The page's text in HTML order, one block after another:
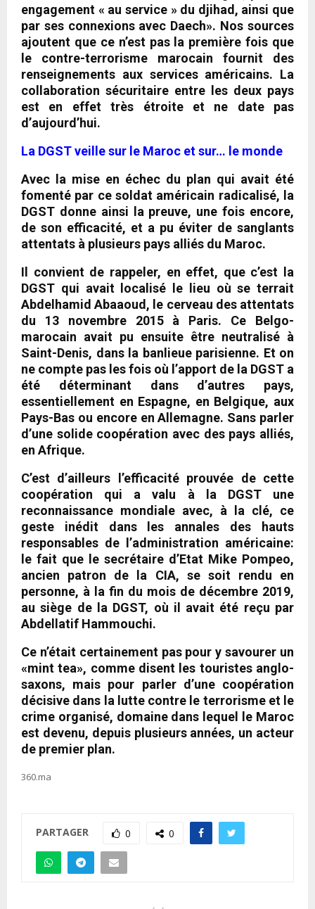
engagement « au service » du djihad, ainsi que
par ses connexions avec Daech». Nos sources
ajoutent que ce n’est pas la première fois que
le contre-terrorisme marocain fournit des
renseignements aux services américains. La
collaboration sécuritaire entre les deux pays
est en effet très étroite et ne date pas
d’aujourd’hui.
La DGST veille sur le Maroc et sur… le monde
Avec la mise en échec du plan qui avait été
fomenté par ce soldat américain radicalisé, la
DGST donne ainsi la preuve, une fois encore,
de son efficacité, et a pu éviter de sanglants
attentats à plusieurs pays alliés du Maroc.
Il convient de rappeler, en effet, que c’est la
DGST qui avait localisé le lieu où se terrait
Abdelhamid Abaaoud, le cerveau des attentats
du 13 novembre 2015 à Paris. Ce Belgo-
marocain avait pu ensuite être neutralisé à
Saint-Denis, dans la banlieue parisienne. Et on
ne compte pas les fois où l’apport de la DGST a
été déterminant dans d’autres pays,
essentiellement en Espagne, en Belgique, aux
Pays-Bas ou encore en Allemagne. Sans parler
d’une solide coopération avec des pays alliés,
en Afrique.
C’est d’ailleurs l’efficacité prouvée de cette
coopération qui a valu à la DGST une
reconnaissance mondiale avec, à la clé, ce
geste inédit dans les annales des hauts
responsables de l’administration américaine:
le fait que le secrétaire d’Etat Mike Pompeo,
ancien patron de la CIA, se soit rendu en
personne, à la fin du mois de décembre 2019,
au siège de la DGST, où il avait été reçu par
Abdellatif Hammouchi.
Ce n’était certainement pas pour y savourer un
«mint tea», comme disent les touristes anglo-
saxons, mais pour parler d’une coopération
décisive dans la lutte contre le terrorisme et le
crime organisé, domaine dans lequel le Maroc
est devenu, depuis plusieurs années, un acteur
de premier plan.
360.ma
PARTAGER 0 0